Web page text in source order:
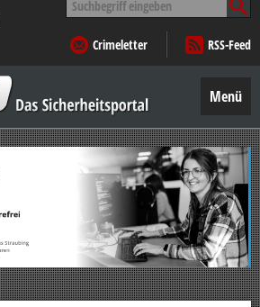
nach:
Crimeletter
RSS-Feed
Menü